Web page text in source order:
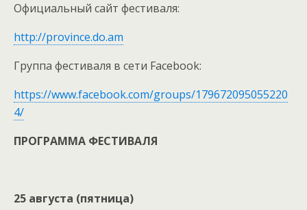
Официальный сайт фестиваля:
http://province.do.am
Группа фестиваля в сети Facebook:
https://www.facebook.com/groups/179672095055220
4/
ПРОГРАММА ФЕСТИВАЛЯ
25 августа (пятница)